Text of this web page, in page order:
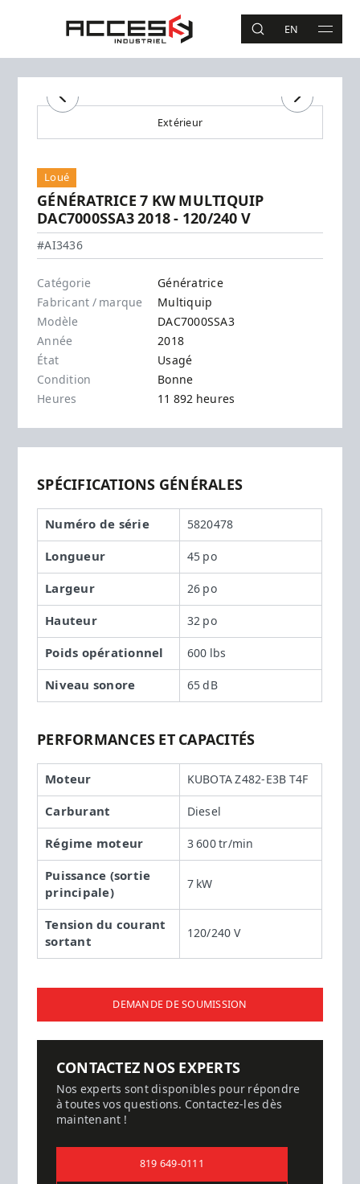
Accès Industriel
RECHERCHE
EN MAIN
Recherche
Précédent Suivant
Extérieur
Loué
GÉNÉRATRICE 7 KW MULTIQUIP
DAC7000SSA3 2018 - 120/240 V
Multiquip - DAC7000SSA3
#AI3436
Catégorie
Génératrice
Fabricant / marque
Multiquip
Modèle
DAC7000SSA3
Année
2018
État
Usagé
Condition
Bonne
Heures
11 892 heures
SPÉCIFICATIONS GÉNÉRALES
Numéro de série 5820478
Longueur 45 po
Largeur 26 po
Hauteur 32 po
Poids opérationnel 600 lbs
Niveau sonore 65 dB
PERFORMANCES ET CAPACITÉS
Moteur KUBOTA Z482-E3B T4F
Carburant Diesel
Régime moteur 3 600 tr/min
Puissance (sortie
principale)
7 kW
Tension du courant
sortant
120/240 V
DEMANDE DE SOUMISSION
CONTACTEZ NOS EXPERTS
Nos experts sont disponibles pour répondre
à toutes vos questions. Contactez-les dès
maintenant !
819 649-0111